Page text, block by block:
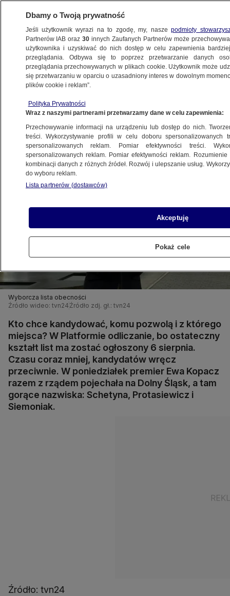
PROGRAMY
27.07.2015, 23:54
Udostępnij
Wyborcza lista obecności
Źródło wideo: tvn24 Źródło zdj. gł.: tvn24
Kto chce kandydować, komu pozwolą i z którego
miejsca? W Platformie odliczanie, bo ostateczny
kształt list ma zostać ogłoszony 6 sierpnia.
Czasu coraz mniej, kandydatów wręcz
przeciwnie. W poniedziałek premier Ewa Kopacz
razem z rządem pojechała na Dolny Śląsk, a tam
gorące nazwiska: Schetyna, Protasiewicz i
Siemoniak.
Źródło: tvn24
Dbamy o Twoją prywatność
Jeśli użytkownik wyrazi na to zgodę, my, naszepodmioty
Partnerów IAB oraz30 innych Zaufanych Partnerów może
użytkownika i uzyskiwać do nich dostęp w celu zapewnienia
przeglądania. Odbywa się to poprzez przetwarzanie danych
przeglądania przechowywanych w plikach cookie. Użytkownik może
się przetwarzaniu w oparciu o uzasadniony interes w dowolnym
plików cookie i reklam”.
Polityka Prywatności
Wraz z naszymi partnerami przetwarzamy dane w celu zapewnienia:
Przechowywanie informacji na urządzeniu lub dostęp do nich.
treści. Wykorzystywanie profili w celu doboru spersonalizowanych
spersonalizowanych reklam. Pomiar efektywności treści.
spersonalizowanych reklam. Pomiar efektywności reklam.
kombinacji danych z różnych źródeł. Rozwój i ulepszanie usług.
do wyboru reklam.
Lista partnerów (dostawców)
Akceptuję
Pokaż cele